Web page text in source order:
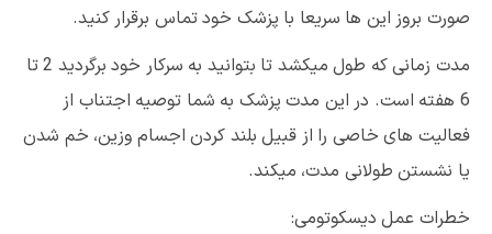
صورت بروز این ها سریعا با پزشک خود تماس برقرار کنید.
مدت زمانی که طول میکشد تا بتوانید به سرکار خود برگردید 2 تا
6 هفته است. در این مدت پزشک به شما توصیه اجتناب از
فعالیت های خاصی را از قبیل بلند کردن اجسام وزین، خم شدن
یا نشستن طولانی مدت، میکند.
خطرات عمل دیسکوتومی: